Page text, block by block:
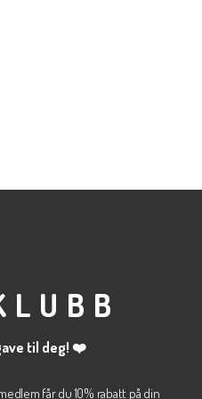
til deg! ❤️
får du 10% rabatt på din